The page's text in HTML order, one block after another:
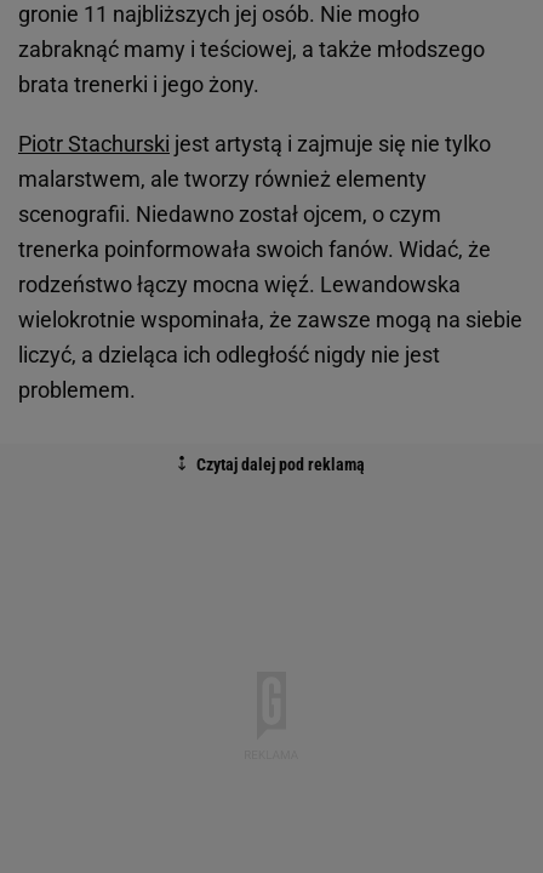
gronie 11 najbliższych jej osób. Nie mogło
zabraknąć mamy i teściowej, a także młodszego
brata trenerki i jego żony.
Piotr Stachurski jest artystą i zajmuje się nie tylko
malarstwem, ale tworzy również elementy
scenografii. Niedawno został ojcem, o czym
trenerka poinformowała swoich fanów. Widać, że
rodzeństwo łączy mocna więź. Lewandowska
wielokrotnie wspominała, że zawsze mogą na siebie
liczyć, a dzieląca ich odległość nigdy nie jest
problemem.